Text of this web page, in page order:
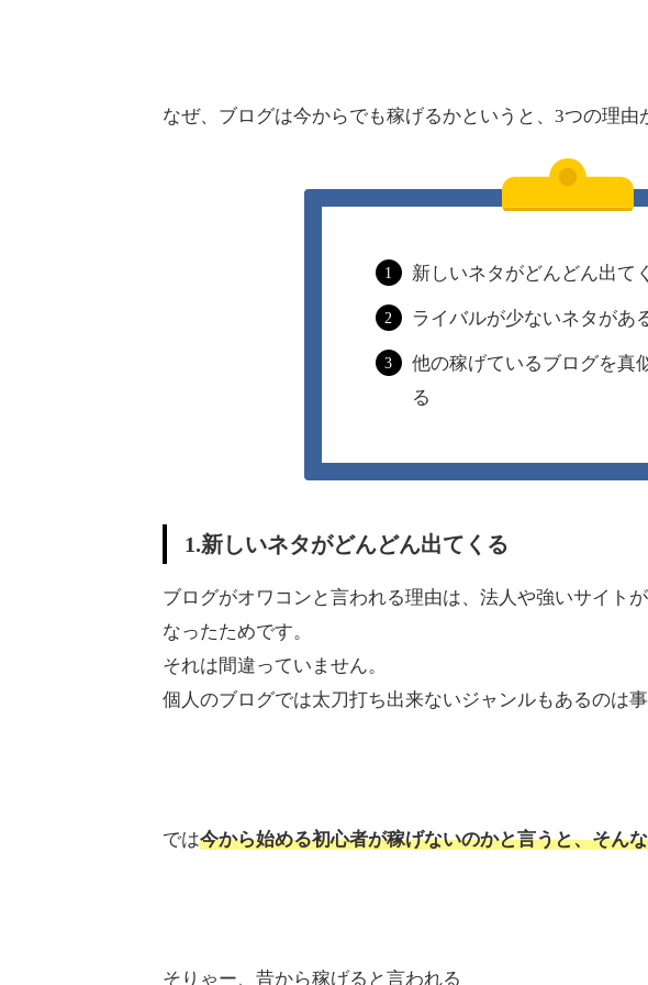
なぜ、ブログは今からでも稼げるかというと、3つの理由
新しいネタがどんどん出て
ライバルが少ないネタがあ
他の稼げているブログを真
る
1.新しいネタがどんどん出てくる
ブログがオワコンと言われる理由は、法人や強いサイト
なったためです。
それは間違っていません。
個人のブログでは太刀打ち出来ないジャンルもあるのは事
では今から始める初心者が稼げないのかと言うと、そん
そりゃー、昔から稼げると言われる